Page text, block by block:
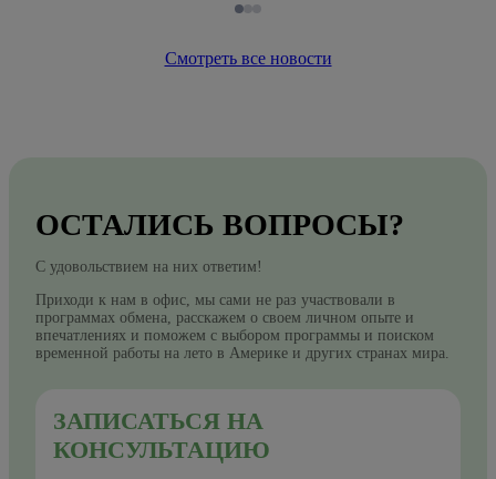
Смотреть все новости
ОСТАЛИСЬ ВОПРОСЫ?
С удовольствием на них ответим!
Приходи к нам в офис, мы сами не раз участвовали в
программах обмена, расскажем о своем личном опыте и
впечатлениях и поможем с выбором программы и поиском
временной работы на лето в Америке и других странах мира.
ЗАПИСАТЬСЯ НА
КОНСУЛЬТАЦИЮ